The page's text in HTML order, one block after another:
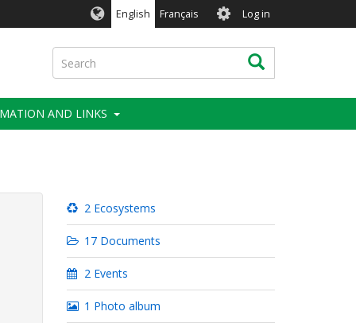
English Français User
account
menu
Log in
Search Search
AND LINKS
2 Ecosystems
17 Documents
2 Events
1 Photo album